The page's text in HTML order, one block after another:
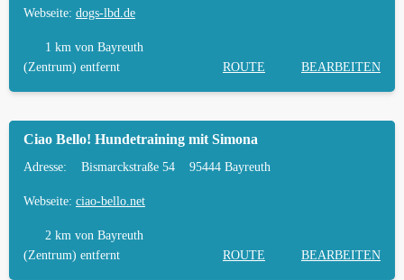
Webseite: dogs-lbd.de
1 km von Bayreuth
(Zentrum) entfernt
ROUTE BEARBEITEN
Ciao Bello! Hundetraining mit Simona
Adresse: Bismarckstraße 54 95444 Bayreuth
Webseite: ciao-bello.net
2 km von Bayreuth
(Zentrum) entfernt
ROUTE BEARBEITEN